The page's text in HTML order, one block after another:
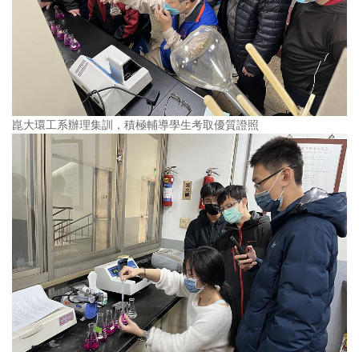
崑大環工系辦理集訓，積極輔導學生考取優質證照